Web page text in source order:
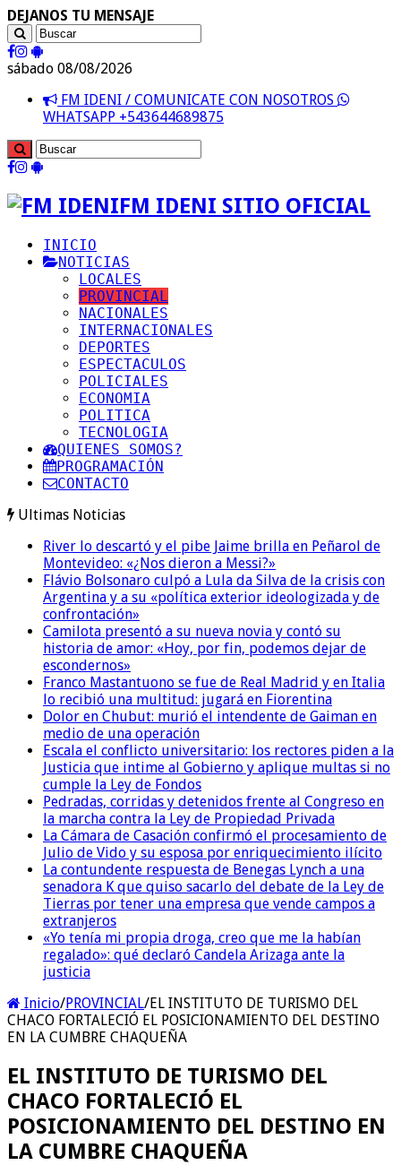
DEJANOS TU MENSAJE
sábado 08/08/2026
FM IDENI / COMUNICATE CON NOSOTROS
WHATSAPP +543644689875
FM IDENI SITIO OFICIAL
INICIO
NOTICIAS
LOCALES
PROVINCIAL
NACIONALES
INTERNACIONALES
DEPORTES
ESPECTACULOS
POLICIALES
ECONOMIA
POLITICA
TECNOLOGIA
QUIENES SOMOS?
PROGRAMACIÓN
CONTACTO
Ultimas Noticias
River lo descartó y el pibe Jaime brilla en Peñarol de
Montevideo: «¿Nos dieron a Messi?»
Flávio Bolsonaro culpó a Lula da Silva de la crisis con
Argentina y a su «política exterior ideologizada y de
confrontación»
Camilota presentó a su nueva novia y contó su
historia de amor: «Hoy, por fin, podemos dejar de
escondernos»
Franco Mastantuono se fue de Real Madrid y en Italia
lo recibió una multitud: jugará en Fiorentina
Dolor en Chubut: murió el intendente de Gaiman en
medio de una operación
Escala el conflicto universitario: los rectores piden a la
Justicia que intime al Gobierno y aplique multas si no
cumple la Ley de Fondos
Pedradas, corridas y detenidos frente al Congreso en
la marcha contra la Ley de Propiedad Privada
La Cámara de Casación confirmó el procesamiento de
Julio de Vido y su esposa por enriquecimiento ilícito
La contundente respuesta de Benegas Lynch a una
senadora K que quiso sacarlo del debate de la Ley de
Tierras por tener una empresa que vende campos a
extranjeros
«Yo tenía mi propia droga, creo que me la habían
regalado»: qué declaró Candela Arizaga ante la
justicia
Inicio/PROVINCIAL/EL INSTITUTO DE TURISMO DEL
CHACO FORTALECIÓ EL POSICIONAMIENTO DEL DESTINO
EN LA CUMBRE CHAQUEÑA
EL INSTITUTO DE TURISMO DEL
CHACO FORTALECIÓ EL
POSICIONAMIENTO DEL DESTINO EN
LA CUMBRE CHAQUEÑA